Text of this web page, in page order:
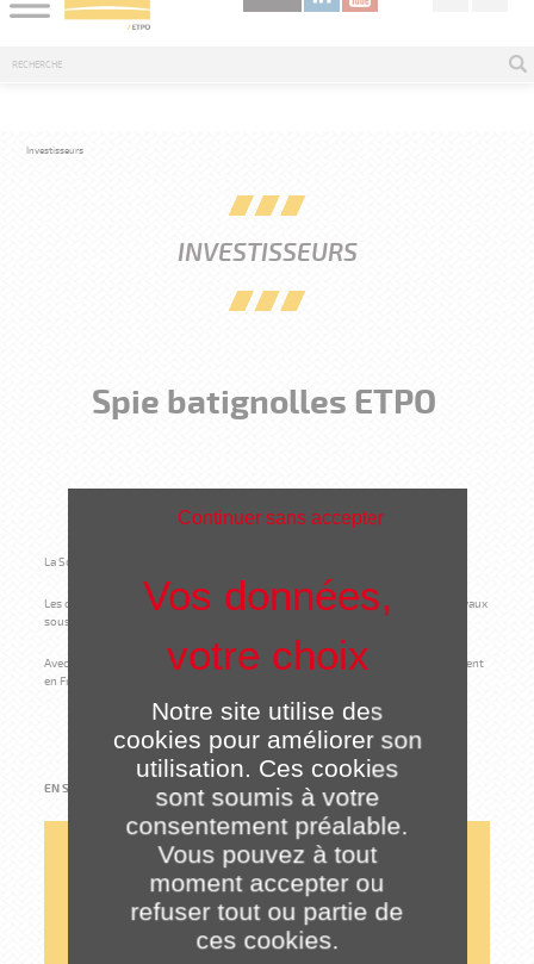
Investisseurs
INVESTISSEURS
Spie batignolles ETPO
La Société
Les cœurs de métier sont laconstruction(Travaux maritimes ou fluviaux et travaux
sous-marins – Ouvrages d’art, génie civil et travaux spéciaux - Bâtiment)
Avec près de 750 collaborateurs, Spie batignolles ETPO est présent principalement
en France métropolitaine, dans les départements d’outre-mer, et en Afrique.
EN SAVOIR PLUS :
CHIFFRES CLÉS
L'ACTION GROUPE ETPO SA
GOUVERNANCE
Notre site utilise des
cookies pour améliorer son
utilisation. Ces cookies
sont soumis à votre
consentement préalable.
Vous pouvez à tout
moment accepter ou
refuser tout ou partie de
ces cookies.
Continuer sans accepter